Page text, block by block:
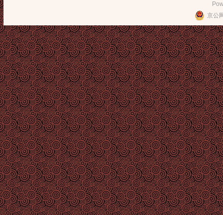
京公